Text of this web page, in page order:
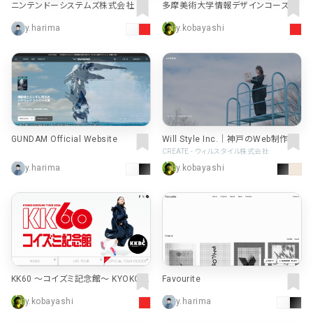
ニンテンドーシステムズ株式会社 - Ni
y.harima
多摩美術大学情報デザインコース卒
y.kobayashi
GUNDAM Official Website
y.harima
Will Style Inc.｜神戸のWeb制作会
社
CREATE - ウィルスタイル株式会社
y.kobayashi
KK60 〜コイズミ記念館〜 KYOKO K
OIZUMI TOUR 2026 | SPECIAL SIT
E
y.kobayashi
Favourite
y.harima